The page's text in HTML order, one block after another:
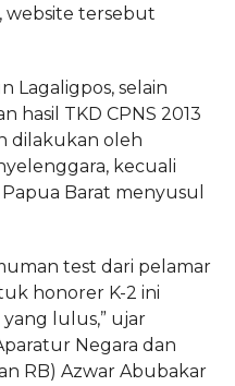
website tersebut
Lagaligpos, selain
hasil TKD CPNS 2013
dilakukan oleh
kecuali
Barat menyusul
test dari pelamar
honorer K-2 ini
lulus,” ujar
Negara dan
RB) Azwar Abubakar